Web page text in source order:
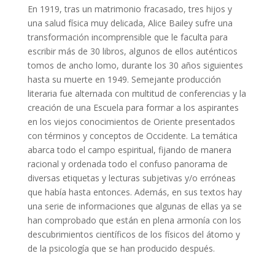
En 1919, tras un matrimonio fracasado, tres hijos y
una salud física muy delicada, Alice Bailey sufre una
transformación incomprensible que le faculta para
escribir más de 30 libros, algunos de ellos auténticos
tomos de ancho lomo, durante los 30 años siguientes
hasta su muerte en 1949. Semejante producción
literaria fue alternada con multitud de conferencias y la
creación de una Escuela para formar a los aspirantes
en los viejos conocimientos de Oriente presentados
con términos y conceptos de Occidente. La temática
abarca todo el campo espiritual, fijando de manera
racional y ordenada todo el confuso panorama de
diversas etiquetas y lecturas subjetivas y/o erróneas
que había hasta entonces. Además, en sus textos hay
una serie de informaciones que algunas de ellas ya se
han comprobado que están en plena armonía con los
descubrimientos científicos de los físicos del átomo y
de la psicología que se han producido después.